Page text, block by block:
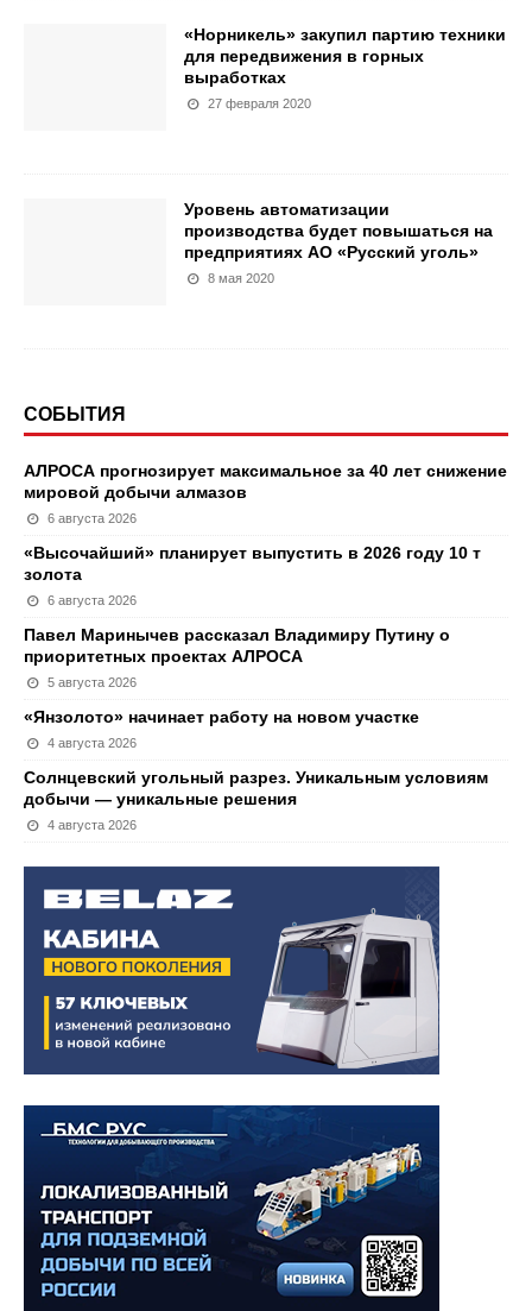
«Норникель» закупил партию техники
для передвижения в горных
выработках
27 февраля 2020
Уровень автоматизации
производства будет повышаться на
предприятиях АО «Русский уголь»
8 мая 2020
СОБЫТИЯ
АЛРОСА прогнозирует максимальное за 40 лет снижение
мировой добычи алмазов
6 августа 2026
«Высочайший» планирует выпустить в 2026 году 10 т
золота
6 августа 2026
Павел Маринычев рассказал Владимиру Путину о
приоритетных проектах АЛРОСА
5 августа 2026
«Янзолото» начинает работу на новом участке
4 августа 2026
Солнцевский угольный разрез. Уникальным условиям
добычи — уникальные решения
4 августа 2026